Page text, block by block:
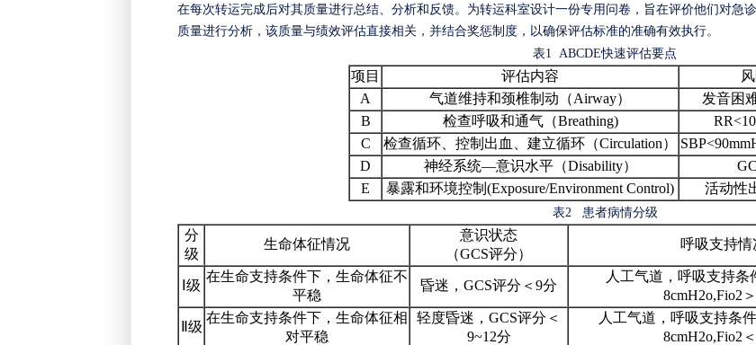
在每次转运完成后对其质量进行总结、分析和反馈。为转运科室设计一份专用问卷，旨在评价他们对急
质量进行分析，该质量与绩效评估直接相关，并结合奖惩制度，以确保评估标准的准确有效执行。
表1 ABCDE快速评估要点
项目 评估内容
A
气道维持和颈椎制动（Airway） 发音困
B
检查呼吸和通气（Breathing)
C
检查循环、控制出血、建立循环（Circulation）
D
神经系统—意识水平（Disability）
E
暴露和环境控制 (Exposure/Environment Control) 活动性
表2 患者病情分级
分
级
生命体征情况
意识状态
（GCS评分）
呼吸支持情
Ⅰ级
在生命支持条件下，生命体征不
平稳
昏迷， GCS评分＜9分
人工气道，呼吸支持条
8cmH2o,Fio2
Ⅱ级
在生命支持条件下，生命体征相
对平稳
轻度昏迷， GCS评分＜
9~12分
人工气道，呼吸支持条件
8cmH2o,Fio2